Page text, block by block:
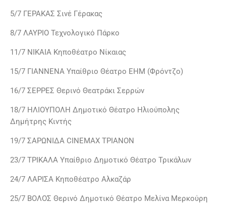
5/7 ΓΕΡΑΚΑΣ Σινέ Γέρακας
8/7 ΛΑΥΡΙΟ Τεχνολογικό Πάρκο
11/7 ΝΙΚΑΙΑ Κηποθέατρο Νίκαιας
15/7 ΓΙΑΝΝΕΝΑ Υπαίθριο Θέατρο ΕΗΜ (Φρόντζο)
16/7 ΣΕΡΡΕΣ Θερινό Θεατράκι Σερρών
18/7 ΗΛΙΟΥΠΟΛΗ Δημοτικό Θέατρο Ηλιούπολης
Δημήτρης Κιντής
19/7 ΣΑΡΩΝΙΔΑ CINEMAX ΤΡΙΑΝΟΝ
23/7 ΤΡΙΚΑΛΑ Υπαίθριο Δημοτικό Θέατρο Τρικάλων
24/7 ΛΑΡΙΣΑ Κηποθέατρο Αλκαζάρ
25/7 ΒΟΛΟΣ Θερινό Δημοτικό Θέατρο Μελίνα Μερκούρη